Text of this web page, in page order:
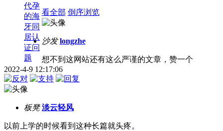
代孕
的海
牙同
居认
证问
题
看全部 倒序浏览
沙发 longzhe
想不到这网站还有这么严谨的文章，赞一个
2022-4-9 12:17:06
板凳 淡云轻风
以前上学的时候看到这种长篇就头疼。